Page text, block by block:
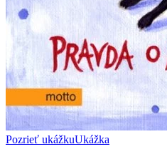
Pozrieť ukážkuUkážka